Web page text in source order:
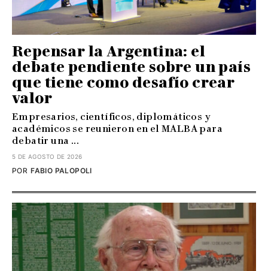
Repensar la Argentina: el
debate pendiente sobre un país
que tiene como desafío crear
valor
Empresarios, científicos, diplomáticos y
académicos se reunieron en el MALBA para
debatir una ...
5 DE AGOSTO DE 2026
FABIO PALOPOLI
POR